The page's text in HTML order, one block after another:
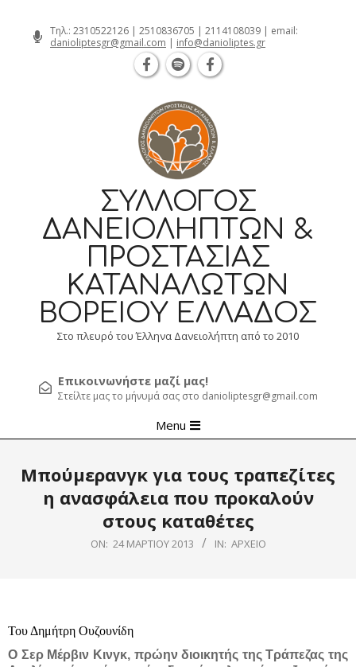
Τηλ.: 2310522126 | 2510836705 | 2114108039 | email:
danioliptesgr@gmail.com | info@danioliptes.gr
ΣΎΛΛΟΓΟΣ
ΔΑΝΕΙΟΛΗΠΤΏΝ &
ΠΡΟΣΤΑΣΊΑΣ
ΚΑΤΑΝΑΛΩΤΏΝ
ΒΟΡΕΊΟΥ ΕΛΛΆΔΟΣ
Στο πλευρό του Έλληνα Δανειολήπτη από το 2010
Επικοινωνήστε μαζί μας!
Στείλτε μας το μήνυμά σας στο danioliptesgr@gmail.com
Navigation
Menu
Μπούμερανγκ για τους τραπεζίτες
η ανασφάλεια που προκαλούν
στους καταθέτες
ON: 24 ΜΑΡΤΊΟΥ 2013 IN: ΑΡΧΕΊΟ
Του Δημήτρη Ουζουνίδη
Ο Σερ Μέρβιν Κινγκ, πρώην διοικητής της Τράπεζας της